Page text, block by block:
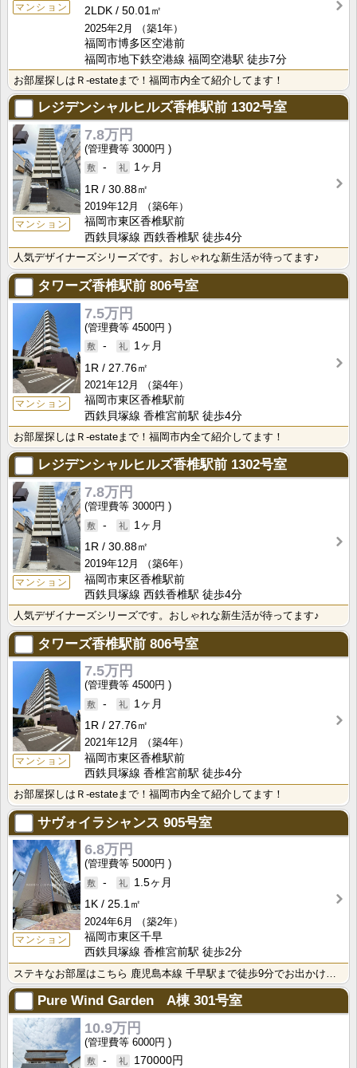
マンション 2LDK
50.01㎡
2025年2月
（築1年）
福岡市博多区空港前
福岡市地下鉄空港線 福岡空港駅 徒歩7分
お部屋探しはＲ-estateまで！福岡市内全て紹介してます！
レジデンシャルヒルズ香椎駅前 1302号室
マンション
7.8万円
3000円
-
1ヶ月
1R
30.88㎡
2019年12月
（築6年）
福岡市東区香椎駅前
西鉄貝塚線 西鉄香椎駅 徒歩4分
人気デザイナーズシリーズです。おしゃれな新生活が待ってます♪
タワーズ香椎駅前 806号室
マンション
7.5万円
4500円
-
1ヶ月
1R
27.76㎡
2021年12月
（築4年）
福岡市東区香椎駅前
西鉄貝塚線 香椎宮前駅 徒歩4分
お部屋探しはＲ-estateまで！福岡市内全て紹介してます！
レジデンシャルヒルズ香椎駅前 1302号室
マンション
7.8万円
3000円
-
1ヶ月
1R
30.88㎡
2019年12月
（築6年）
福岡市東区香椎駅前
西鉄貝塚線 西鉄香椎駅 徒歩4分
人気デザイナーズシリーズです。おしゃれな新生活が待ってます♪
タワーズ香椎駅前 806号室
マンション
7.5万円
4500円
-
1ヶ月
1R
27.76㎡
2021年12月
（築4年）
福岡市東区香椎駅前
西鉄貝塚線 香椎宮前駅 徒歩4分
お部屋探しはＲ-estateまで！福岡市内全て紹介してます！
サヴォイラシャンス 905号室
マンション
6.8万円
5000円
-
1.5ヶ月
1K
25.1㎡
2024年6月
（築2年）
福岡市東区千早
西鉄貝塚線 香椎宮前駅 徒歩2分
Pure Wind Garden A棟301号室
10.9万円
6000円
-
170000円